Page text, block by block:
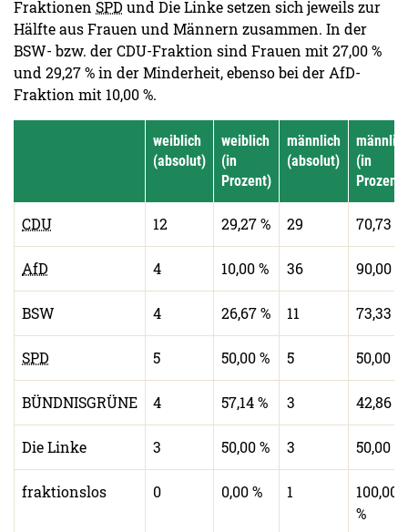
Fraktionen SPD und Die Linke setzen sich jeweils zur
Hälfte aus Frauen und Männern zusammen. In der
BSW- bzw. der CDU-Fraktion sind Frauen mit 27,00 %
und 29,27 % in der Minderheit, ebenso bei der AfD-
Fraktion mit 10,00 %.
weiblich
(absolut)
weiblich
(in
Prozent)
männlich
(absolut)
(in
Prozent)
CDU 12 29,27 % 29 70,73 %
AfD 4 10,00 % 36 90,00 %
BSW 4 26,67 % 11 73,33 %
SPD 5 50,00 % 5 50,00 %
BÜNDNISGRÜNE 4 57,14 % 3 42,86 %
Die Linke 3 50,00 % 3 50,00 %
fraktionslos 0 0,00 % 1
100,00
%